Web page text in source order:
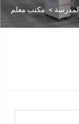
> مكتب معلم